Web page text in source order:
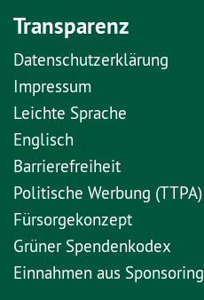
Transparenz
Datenschutzerklärung
Impressum
Leichte Sprache
Englisch
Barrierefreiheit
Politische Werbung (TTPA)
Fürsorgekonzept
Grüner Spendenkodex
Einnahmen aus Sponsoring